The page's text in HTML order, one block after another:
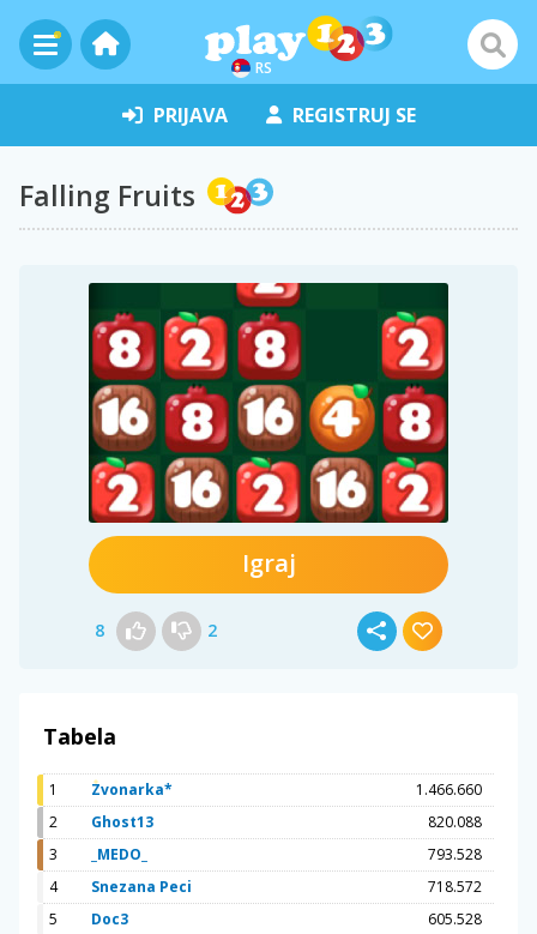
RS
PRIJAVA REGISTRUJ SE
Falling Fruits
Igraj
8 2
Tabela
1 Zvonarka*
1.466.660
2
Ghost13
820.088
3
_MEDO_
793.528
4
Snezana Peci
718.572
5
Doc3
605.528